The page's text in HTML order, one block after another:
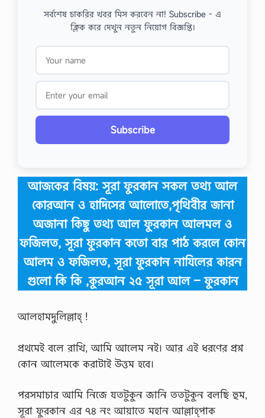
সর্বশেষ চাকরির খবর মিস করবেন না! Subscribe - এ
ক্লিক করে দেখুন নতুন নিয়োগ বিজ্ঞপ্তি।
Subscribe
আজকের বিষয়:সূরা ফুরকান সকল তথ্য আল
কোরআন ও হাদিসের আলোতে,পৃথিবীর জানা
অজানা কিছু তথ্য আল ফুরকান আলমল ও
ফজিলত, সূরা ফুরকান কতো বার পাঠ করলে কোন
আলম ও ফজিলত, সূরা ফুরকান নাযিলের কারন
গুলো কি কি ,কুরআন ২৫ সূরা আল – ফুরকান
আলহামদুলিল্লাহ্‌ !
প্রথমেই বলে রাখি, আমি আলেম নই। আর এই ধরণের প্রশ্ন
কোন আলেমকে করাটাই উত্তম হবে।
পরসমাচার আমি নিজে যতটুকুন জানি ততটুকুন বলছি হুম,
সূরা ফুরকান এর ৭৪ নং আয়াতে মহান আল্লাহ্‌পাক